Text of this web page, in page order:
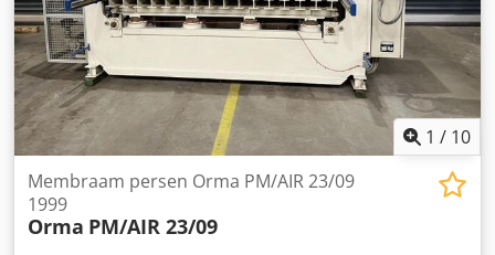
1 / 10
Membraam persen Orma PM/AIR 23/09
1999
Orma PM/AIR 23/09